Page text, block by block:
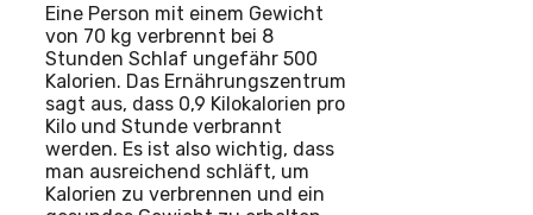
Eine Person mit einem Gewicht
von 70 kg verbrennt bei 8
Stunden Schlaf ungefähr 500
Kalorien. Das Ernährungszentrum
sagt aus, dass 0,9 Kilokalorien pro
Kilo und Stunde verbrannt
werden. Es ist also wichtig, dass
man ausreichend schläft, um
Kalorien zu verbrennen und ein